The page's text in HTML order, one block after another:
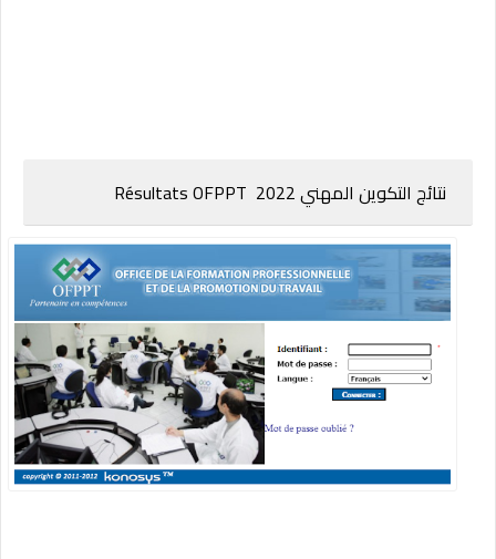
نتائج التكوين المهني 2022 Résultats OFPPT